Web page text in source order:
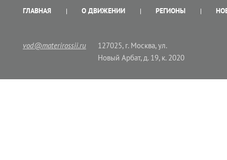
ГЛАВНАЯ О ДВИЖЕНИИ РЕГИОНЫ
vod@materirossii.ru
127025, г. Москва, ул.
Новый Арбат, д. 19, к. 2020